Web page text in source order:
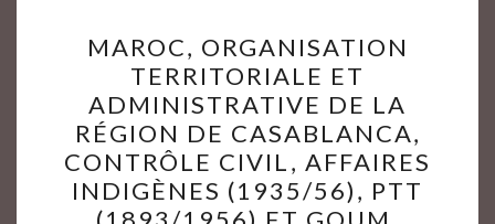
ORGANISATION
TERRITORIALE
ET
ADMINISTRATIVE
DE
LA
MAROC, ORGANISATION
TERRITORIALE ET
ADMINISTRATIVE DE LA
RÉGION DE CASABLANCA,
CONTRÔLE CIVIL, AFFAIRES
INDIGÈNES (1935/56), PTT